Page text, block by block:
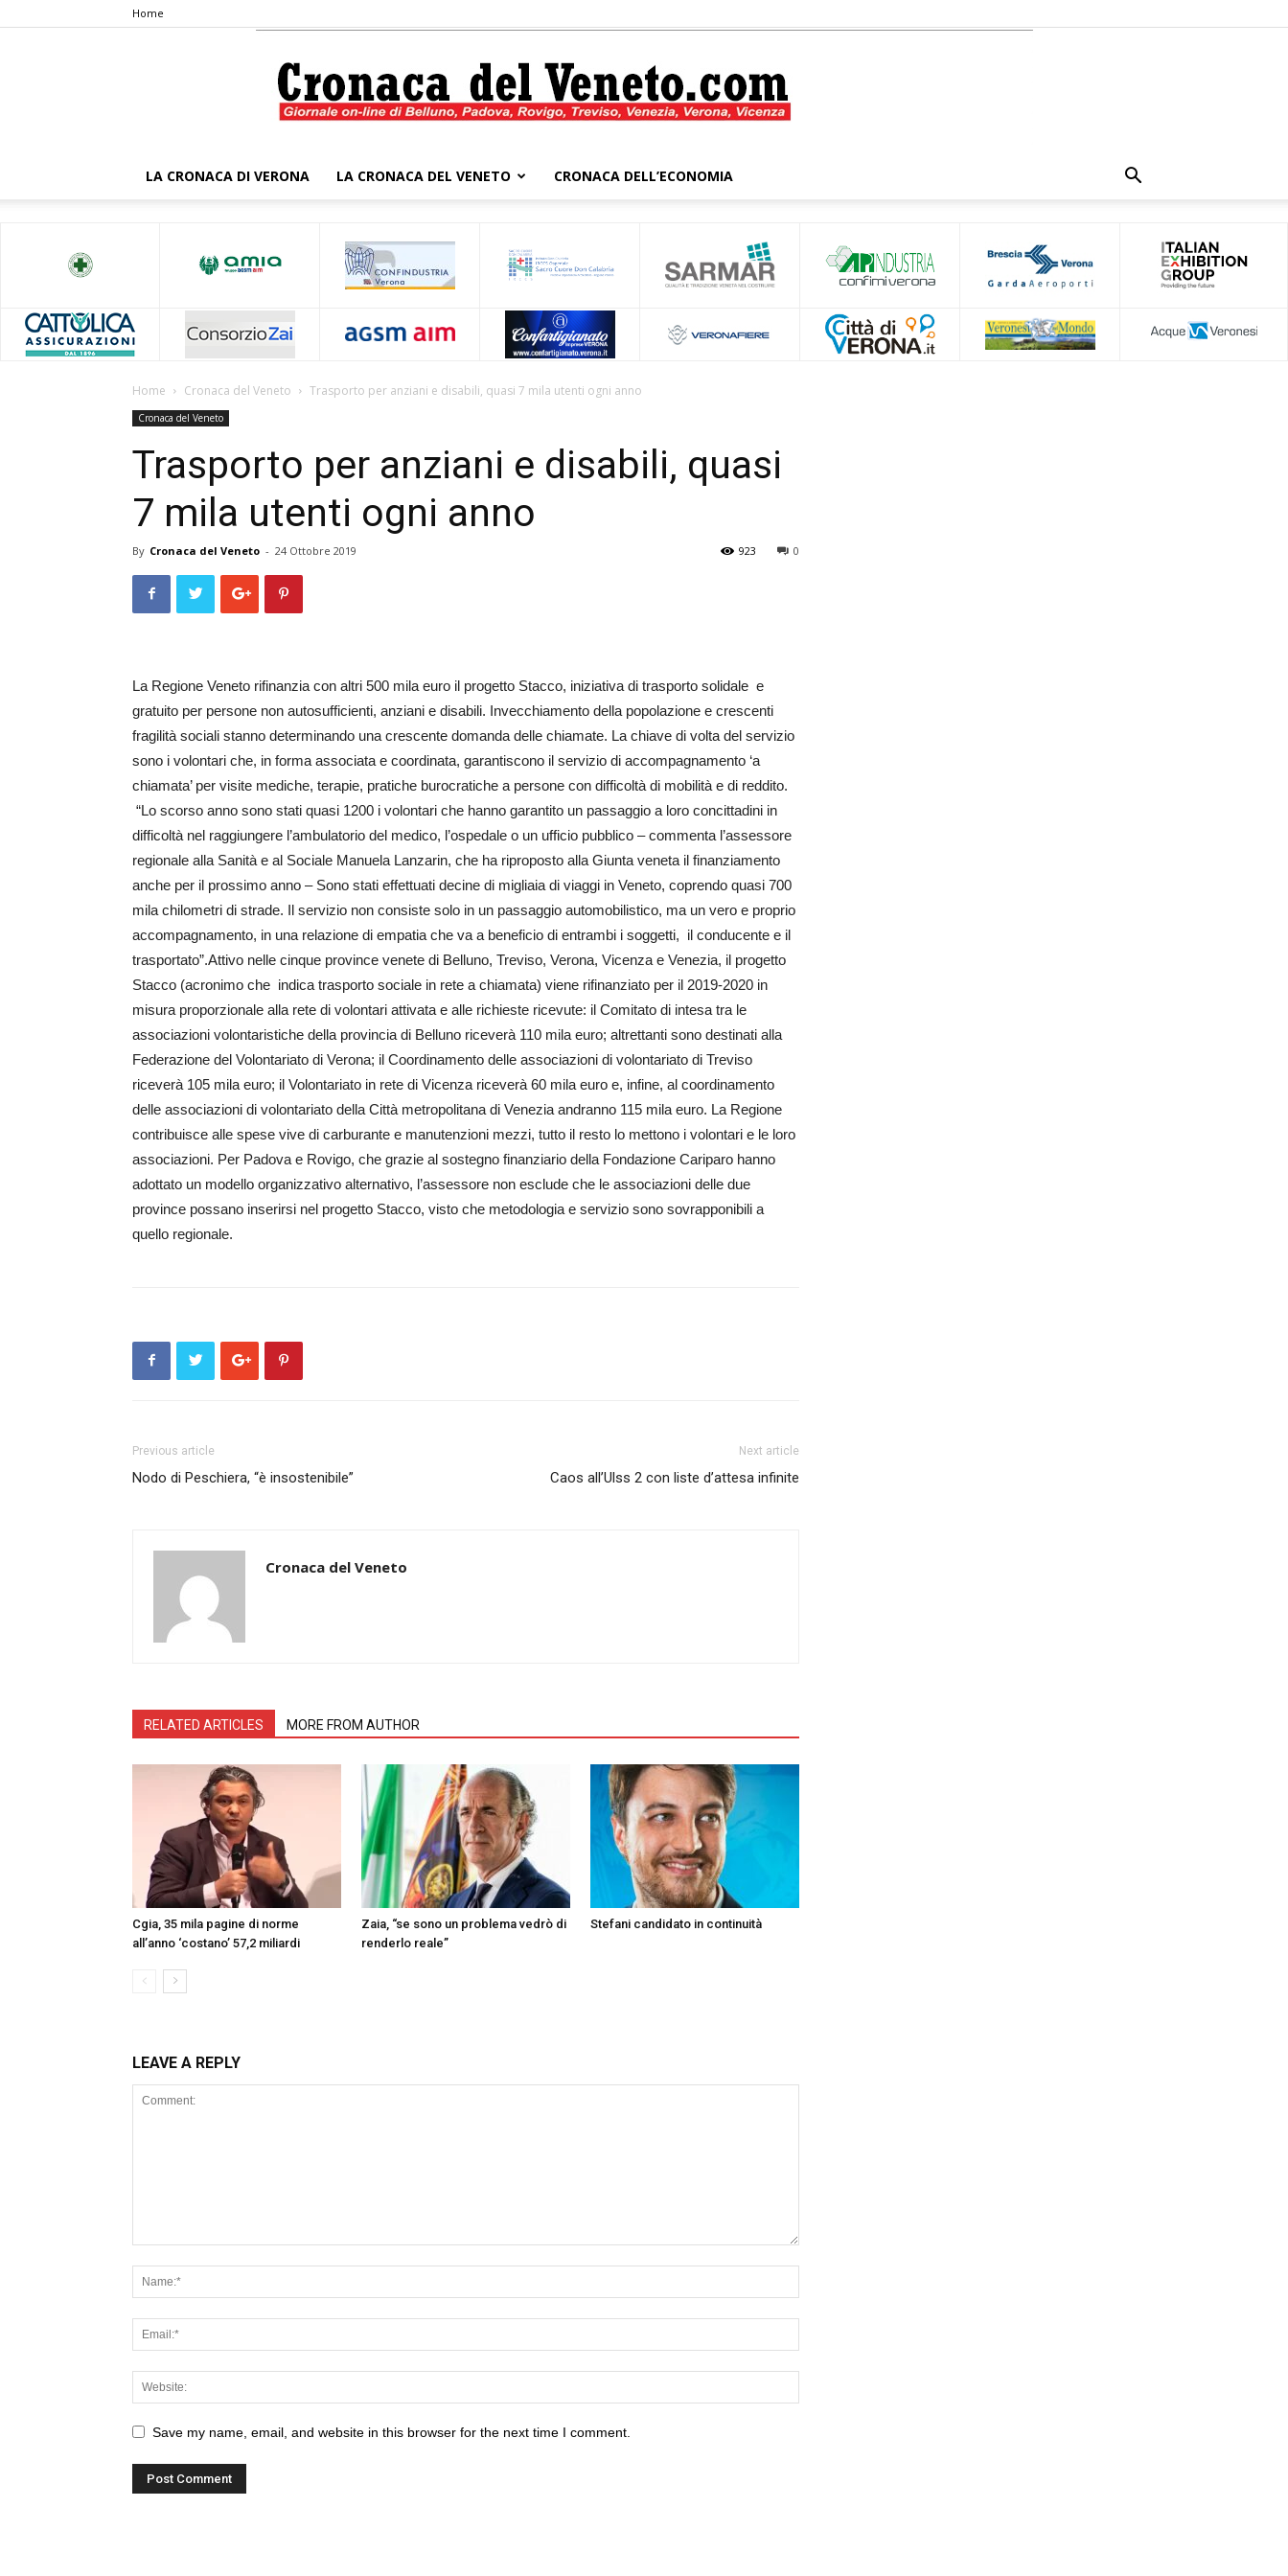
Home
LA CRONACA DI VERONA LA CRONACA DEL VENETO CRONACA DELL’ECONOMIA
Home Cronaca del Veneto Trasporto per anziani e disabili, quasi 7 mila utenti ogni anno
Cronaca del Veneto
Trasporto per anziani e disabili, quasi
7 mila utenti ogni anno
By Cronaca del Veneto - 24 Ottobre 2019 0
923
La Regione Veneto rifinanzia con altri 500 mila euro il progetto Stacco, iniziativa di trasporto solidale e
gratuito per persone non autosufficienti, anziani e disabili. Invecchiamento della popolazione e crescenti
fragilità sociali stanno determinando una crescente domanda delle chiamate. La chiave di volta del servizio
sono i volontari che, in forma associata e coordinata, garantiscono il servizio di accompagnamento ‘a
chiamata’ per visite mediche, terapie, pratiche burocratiche a persone con difficoltà di mobilità e di reddito.
“Lo scorso anno sono stati quasi 1200 i volontari che hanno garantito un passaggio a loro concittadini in
difficoltà nel raggiungere l’ambulatorio del medico, l’ospedale o un ufficio pubblico – commenta l’assessore
regionale alla Sanità e al Sociale Manuela Lanzarin, che ha riproposto alla Giunta veneta il finanziamento
anche per il prossimo anno – Sono stati effettuati decine di migliaia di viaggi in Veneto, coprendo quasi 700
mila chilometri di strade. Il servizio non consiste solo in un passaggio automobilistico, ma un vero e proprio
accompagnamento, in una relazione di empatia che va a beneficio di entrambi i soggetti, il conducente e il
trasportato”.Attivo nelle cinque province venete di Belluno, Treviso, Verona, Vicenza e Venezia, il progetto
Stacco (acronimo che indica trasporto sociale in rete a chiamata) viene rifinanziato per il 2019-2020 in
misura proporzionale alla rete di volontari attivata e alle richieste ricevute: il Comitato di intesa tra le
associazioni volontaristiche della provincia di Belluno riceverà 110 mila euro; altrettanti sono destinati alla
Federazione del Volontariato di Verona; il Coordinamento delle associazioni di volontariato di Treviso
riceverà 105 mila euro; il Volontariato in rete di Vicenza riceverà 60 mila euro e, infine, al coordinamento
delle associazioni di volontariato della Città metropolitana di Venezia andranno 115 mila euro. La Regione
contribuisce alle spese vive di carburante e manutenzioni mezzi, tutto il resto lo mettono i volontari e le loro
associazioni. Per Padova e Rovigo, che grazie al sostegno finanziario della Fondazione Cariparo hanno
adottato un modello organizzativo alternativo, l’assessore non esclude che le associazioni delle due
province possano inserirsi nel progetto Stacco, visto che metodologia e servizio sono sovrapponibili a
quello regionale.
Previous article
Nodo di Peschiera, “è insostenibile”
Next article
Caos all’Ulss 2 con liste d’attesa infinite
Cronaca del Veneto
RELATED ARTICLES MORE FROM AUTHOR
Cgia, 35 mila pagine di norme
all’anno ‘costano’ 57,2 miliardi
Zaia, “se sono un problema vedrò di
renderlo reale”
Stefani candidato in continuità
LEAVE A REPLY
Save my name, email, and website in this browser for the next time I comment.